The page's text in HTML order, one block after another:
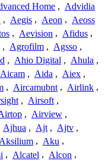
Home , Advidia
, Aegis , Aeon , Aeoss
, Aevision , Afidus ,
, Agrofilm , Agsso ,
, Ahio Digital , Ahula ,
Aicam , Aida , Aiex ,
, Aircamubnt , Airlink ,
, Airsoft ,
, Airview ,
Ajhua , Ajt , Ajtv ,
Aksilium , Aku ,
, Alcatel , Alcon ,